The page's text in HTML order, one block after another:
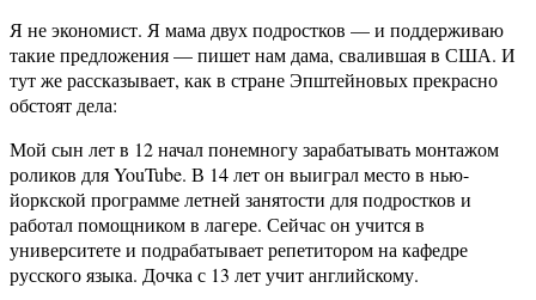
Я не экономист. Я мама двух подростков — и поддерживаю
такие предложения — пишет нам дама, свалившая в США. И
тут же рассказывает, как в стране Эпштейновых прекрасно
обстоят дела:
Мой сын лет в 12 начал понемногу зарабатывать монтажом
роликов для YouTube. В 14 лет он выиграл место в нью-
йоркской программе летней занятости для подростков и
работал помощником в лагере. Сейчас он учится в
университете и подрабатывает репетитором на кафедре
русского языка. Дочка с 13 лет учит английскому.